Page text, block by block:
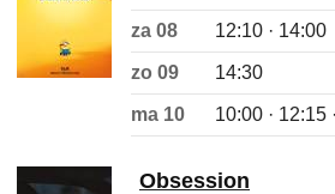
za 08 12:10 · 14:00
zo 09 14:30
ma 10 10:00 · 12:15
Obsession